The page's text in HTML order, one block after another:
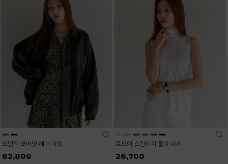
모던릭 오버핏 레더 자켓
62,800
르모어 스킨터치 폴라 나시
26,700